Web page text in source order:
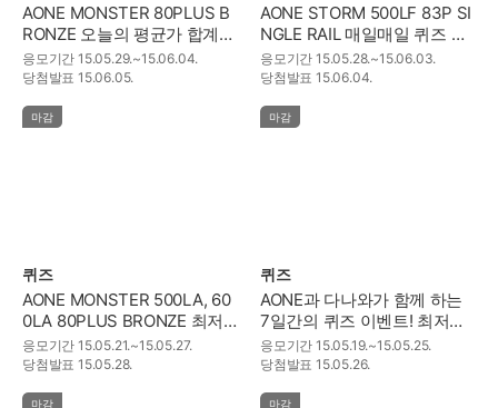
AONE MONSTER 80PLUS B
RONZE 오늘의 평균가 합계
맞히기 이벤트~!
응모기간 15.05.29.~15.06.04.
당첨발표 15.06.05.
AONE STORM 500LF 83P SI
NGLE RAIL 매일매일 퀴즈 이
벤트~!
응모기간 15.05.28.~15.06.03.
당첨발표 15.06.04.
마감
퀴즈
AONE MONSTER 500LA, 60
0LA 80PLUS BRONZE 최저
가 합계 맞히기~!
응모기간 15.05.21.~15.05.27.
당첨발표 15.05.28.
마감
퀴즈
AONE과 다나와가 함께 하는
7일간의 퀴즈 이벤트! 최저가
평균가 합산하기!
응모기간 15.05.19.~15.05.25.
당첨발표 15.05.26.
마감 마감